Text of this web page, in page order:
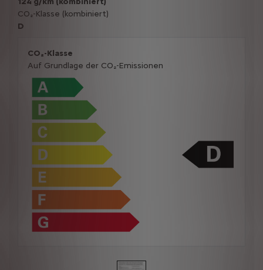
CO₂-Klasse (kombiniert)
D
CO₂-Klasse
Auf Grundlage der CO₂-Emissionen